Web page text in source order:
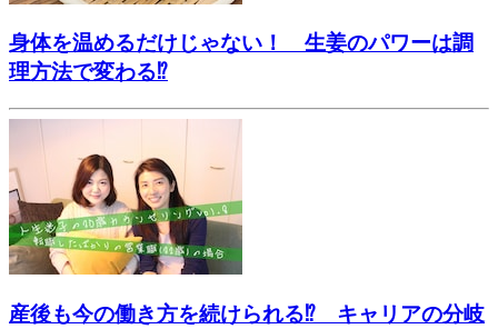
身体を温めるだけじゃない！ 生姜のパワーは調
理方法で変わる⁉
産後も今の働き方を続けられる⁉ キャリアの分岐